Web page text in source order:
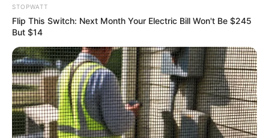
Pfizer's Worst Nightmare: Men Canceling $80
Prescriptions For This 87¢ Blue Pill Hack
FRIDAY PLANS
STOPWATT
Flip This Switch: Next Month Your Electric Bill Won't Be $245
But $14